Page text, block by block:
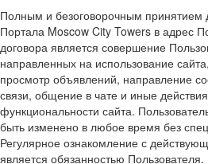
Полным и безоговорочным принятием
Портала Moscow City Towers в адрес
договора является совершение
направленных на использование
просмотр объявлений, направление
связи, общение в чате и иные
функциональности сайта.
быть изменено в любое время без
Регулярное ознакомление с
является обязанностью Пользователя.